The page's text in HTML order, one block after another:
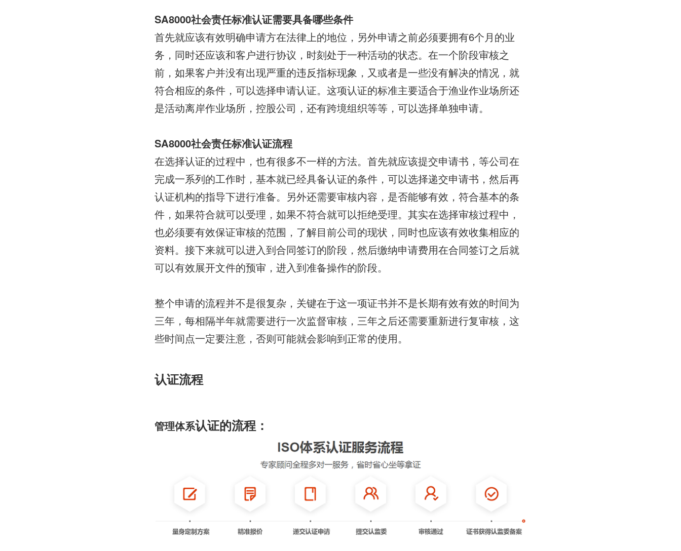
SA8000社会责任标准认证需要具备哪些条件
首先就应该有效明确申请方在法律上的地位，另外申请之前必须要拥有6个月的业
务，同时还应该和客户进行协议，时刻处于一种活动的状态。在一个阶段审核之
前，如果客户并没有出现严重的违反指标现象，又或者是一些没有解决的情况，就
符合相应的条件，可以选择申请认证。这项认证的标准主要适合于渔业作业场所还
是活动离岸作业场所，控股公司，还有跨境组织等等，可以选择单独申请。
SA8000社会责任标准认证流程
在选择认证的过程中，也有很多不一样的方法。首先就应该提交申请书，等公司在
完成一系列的工作时，基本就已经具备认证的条件，可以选择递交申请书，然后再
认证机构的指导下进行准备。另外还需要审核内容，是否能够有效，符合基本的条
件，如果符合就可以受理，如果不符合就可以拒绝受理。其实在选择审核过程中，
也必须要有效保证审核的范围，了解目前公司的现状，同时也应该有效收集相应的
资料。接下来就可以进入到合同签订的阶段，然后缴纳申请费用在合同签订之后就
可以有效展开文件的预审，进入到准备操作的阶段。
整个申请的流程并不是很复杂，关键在于这一项证书并不是长期有效有效的时间为
三年，每相隔半年就需要进行一次监督审核，三年之后还需要重新进行复审核，这
些时间点一定要注意，否则可能就会影响到正常的使用。
认证流程
管理体系认证的流程：